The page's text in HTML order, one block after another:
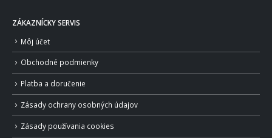
ZÁKAZNÍCKY SERVIS
Môj účet
Obchodné podmienky
Platba a doručenie
Zásady ochrany osobných údajov
Zásady používania cookies